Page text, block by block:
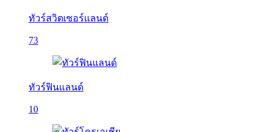
ทัวร์สวิตเซอร์แลนด์
73
ทัวร์ฟินแลนด์
10